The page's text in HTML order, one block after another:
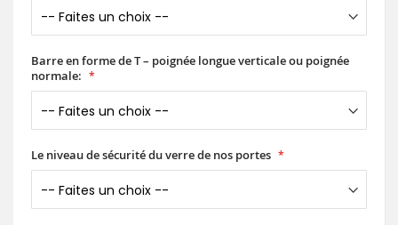
Barre en forme de T – poignée longue verticale ou poignée
normale:
Le niveau de sécurité du verre de nos portes